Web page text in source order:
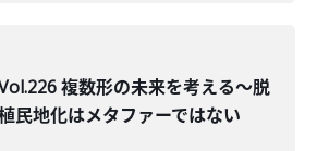
複数形の未来を考える〜脱
民地化はメタファーではない